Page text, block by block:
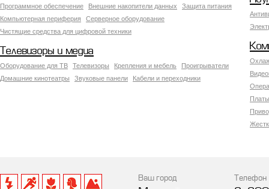
Программное обеспечение
Внешние накопители данных
Защита питания
Компьютерная периферия
Серверное оборудование
Чистящие средства для цифровой техники
Телевизоры и медиа
Оборудование для ТВ Телевизоры Крепления и мебель
Проигрыватели
Домашние кинотеатры
Звуковые панели Кабели и переходники
Ваш город Телефон